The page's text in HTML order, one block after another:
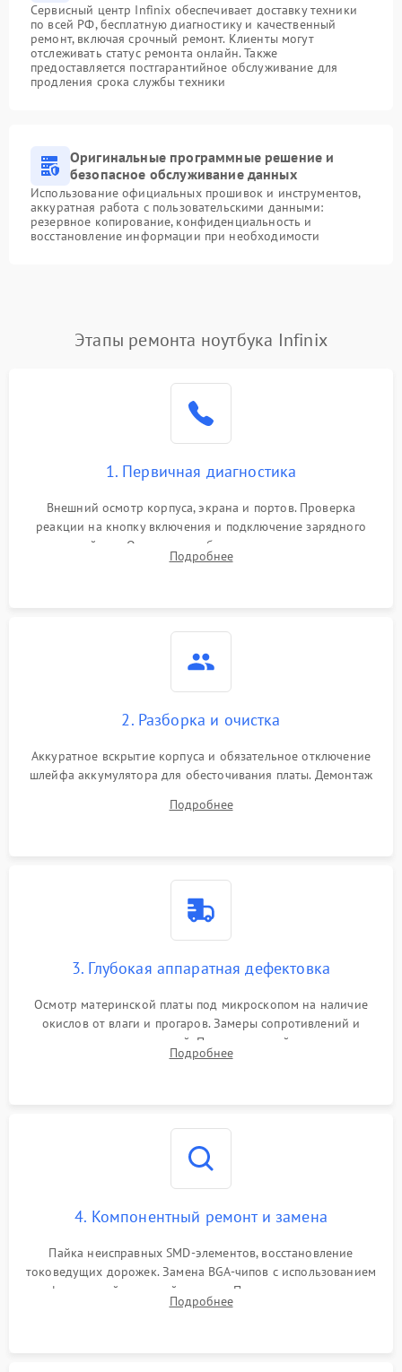
Сервисный центр Infinix обеспечивает доставку техники
по всей РФ, бесплатную диагностику и качественный
ремонт, включая срочный ремонт. Клиенты могут
отслеживать статус ремонта онлайн. Также
предоставляется постгарантийное обслуживание для
продления срока службы техники
Оригинальные программные решение и
безопасное обслуживание данных
Использование официальных прошивок и инструментов,
аккуратная работа с пользовательскими данными:
резервное копирование, конфиденциальность и
восстановление информации при необходимости
Этапы ремонта ноутбука Infinix
1. Первичная диагностика
Внешний осмотр корпуса, экрана и портов. Проверка
реакции на кнопку включения и подключение зарядного
устройства. Оценка потребления тока с помощью
лабораторного блока питания для локализации проблемы.
Подробнее
2. Разборка и очистка
Аккуратное вскрытие корпуса и обязательное отключение
шлейфа аккумулятора для обесточивания платы. Демонтаж
высохшей термопасты с кристаллов чипов.
Подробнее
3. Глубокая аппаратная дефектовка
Осмотр материнской платы под микроскопом на наличие
окислов от влаги и прогаров. Замеры сопротивлений и
дежурных напряжений. Проверка цепей питания,
мультиконтроллера, процессора и видеочипа.
Подробнее
4. Компонентный ремонт и замена
Пайка неисправных SMD-элементов, восстановление
токоведущих дорожек. Замена BGA-чипов с использованием
инфракрасной паяльной станции. Прошивка микросхемы
BIOS или замена поврежденных портов USB
Подробнее